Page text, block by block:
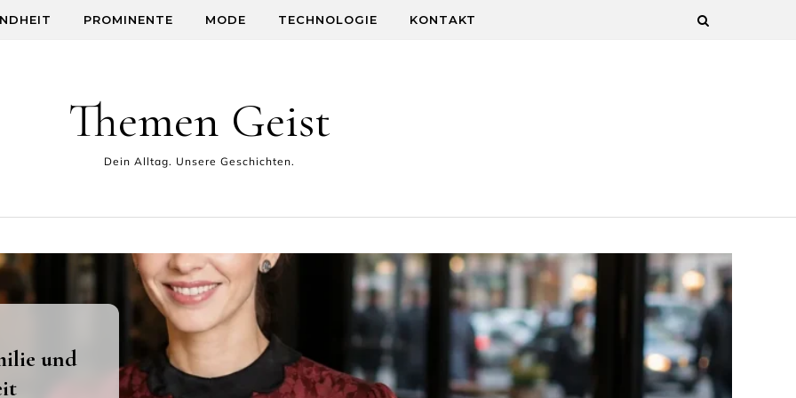
PROMINENTE MODE TECHNOLOGIE KONTAKT
Themen Geist
Dein Alltag. Unsere Geschichten.